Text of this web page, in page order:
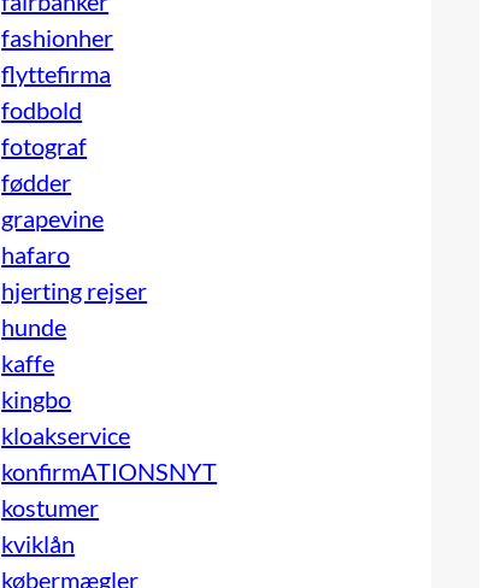
fashionher
flyttefirma
fodbold
fotograf
fødder
grapevine
hafaro
hjerting rejser
hunde
kaffe
kingbo
kloakservice
konfirmATIONSNYT
kostumer
kviklån
købermægler